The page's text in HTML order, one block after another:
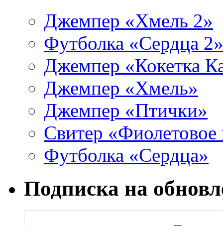
Джемпер «Хмель 2»
Футболка «Сердца 2»
Джемпер «Кокетка
Джемпер «Хмель»
Джемпер «Птички»
Свитер «Фиолетовое
Футболка «Сердца»
Подписка на